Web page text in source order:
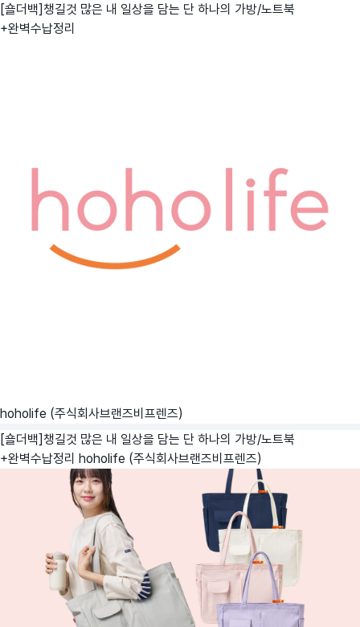
[숄더백]챙길것 많은 내 일상을 담는 단 하나의 가방/노트북
+완벽수납정리
hoholife (주식회사브랜즈비프렌즈)
[숄더백]챙길것 많은 내 일상을 담는 단 하나의 가방/노트북
+완벽수납정리 hoholife (주식회사브랜즈비프렌즈)